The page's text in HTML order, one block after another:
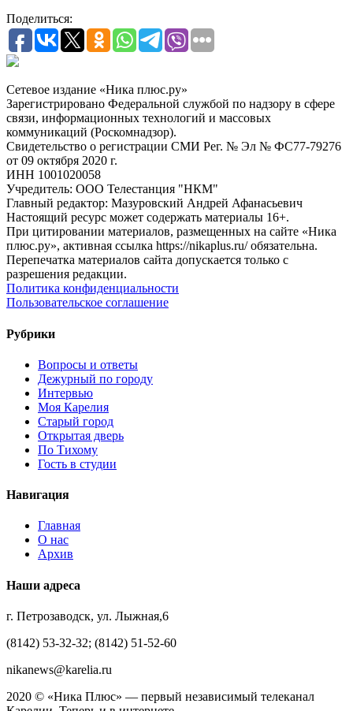
Поделиться:
Сетевое издание «Ника плюс.ру»
Зарегистрировано Федеральной службой по надзору в сфере
связи, информационных технологий и массовых
коммуникаций (Роскомнадзор).
Свидетельство о регистрации СМИ Рег. № Эл № ФС77-79276
от 09 октября 2020 г.
ИНН 1001020058
Учредитель: ООО Телестанция "НКМ"
Главный редактор: Мазуровский Андрей Афанасьевич
Настоящий ресурс может содержать материалы 16+.
При цитировании материалов, размещенных на сайте «Ника
плюс.ру», активная ссылка https://nikaplus.ru/ обязательна.
Перепечатка материалов сайта допускается только с
разрешения редакции.
Политика конфиденциальности
Пользовательское соглашение
Рубрики
Вопросы и ответы
Дежурный по городу
Интервью
Моя Карелия
Старый город
Открытая дверь
По Тихому
Гость в студии
Навигация
Главная
О нас
Архив
Наши адреса
г. Петрозаводск, ул. Лыжная,6
(8142) 53-32-32; (8142) 51-52-60
nikanews@karelia.ru
2020 © «Ника Плюс» — первый независимый телеканал